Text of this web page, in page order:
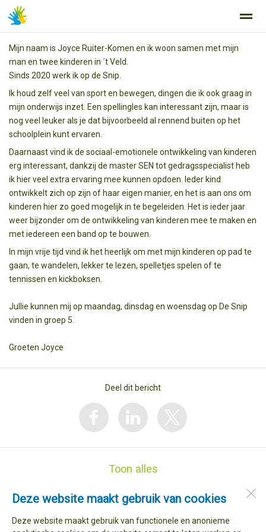
Home Zoeken Nieuws Agenda
Deze website maakt gebruik van cookies
Deze website maakt gebruik van functionele en anonieme
Mijn naam is Joyce Ruiter-Komen en ik woon samen met mijn
man en twee kinderen in ´t Veld.
Sinds 2020 werk ik op de Snip.
Ik houd zelf veel van sport en bewegen, dingen die ik ook graag in
mijn onderwijs inzet. Een spellingles kan interessant zijn, maar is
nog veel leuker als je dat bijvoorbeeld al rennend buiten op het
schoolplein kunt ervaren.
Daarnaast vind ik de sociaal-emotionele ontwikkeling van kinderen
erg interessant, dankzij de master SEN tot gedragsspecialist heb
ik hier veel extra ervaring mee kunnen opdoen. Ieder kind
ontwikkelt zich op zijn of haar eigen manier, en het is aan ons om
kinderen hier zo goed mogelijk in te begeleiden. Het is ieder jaar
weer bijzonder om de ontwikkeling van kinderen mee te maken en
met iedereen een band op te bouwen.
In mijn vrije tijd vind ik het heerlijk om met mijn kinderen op pad te
gaan, te wandelen, lekker te lezen, spelletjes spelen of te
tennissen en kickboksen.
Jullie kunnen mij op maandag, dinsdag en woensdag op De Snip
vinden in groep 5.
Groeten Joyce
Deel dit bericht
Toon alles
Dorpsstraat 146
1733 AR
Nieuwe Niedorp